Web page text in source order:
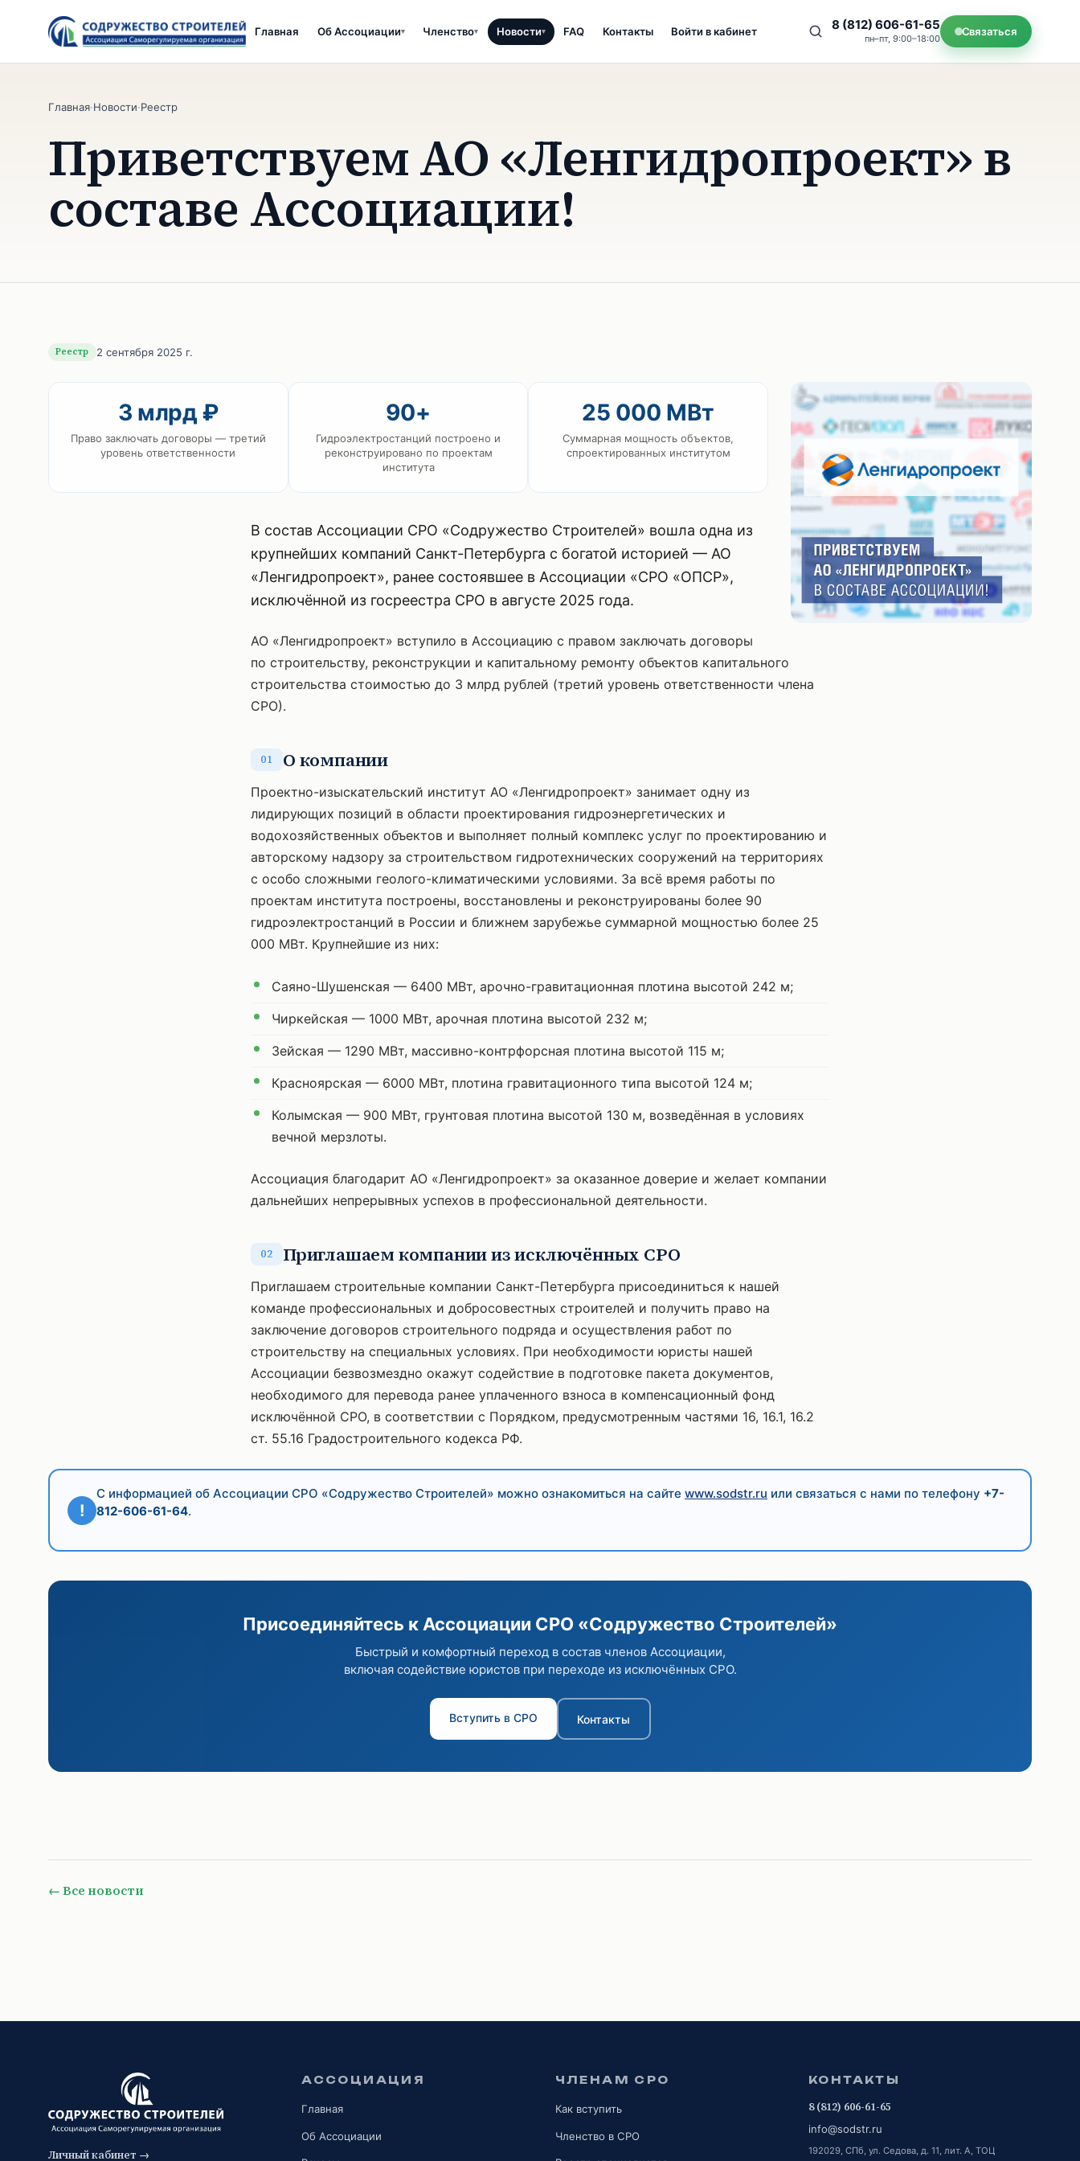
Главная Об Ассоциации▾ Членство▾ Новости▾ FAQ Контакты Войти в кабинет 8 (812) 606-61-65
пн–пт, 9:00–18:00
Связаться
Главная·Новости·Реестр
Приветствуем АО «Ленгидропроект» в
составе Ассоциации!
Реестр 2 сентября 2025 г.
3 млрд ₽
Право заключать договоры — третий
уровень ответственности
90+
Гидроэлектростанций построено и
реконструировано по проектам
института
25 000 МВт
Суммарная мощность объектов,
спроектированных институтом
В состав Ассоциации СРО «Содружество Строителей» вошла одна из
крупнейших компаний Санкт-Петербурга с богатой историей — АО
«Ленгидропроект», ранее состоявшее в Ассоциации «СРО «ОПСР»,
исключённой из госреестра СРО в августе 2025 года.
АО «Ленгидропроект» вступило в Ассоциацию с правом заключать договоры
по строительству, реконструкции и капитальному ремонту объектов капитального
строительства стоимостью до 3 млрд рублей (третий уровень ответственности члена
СРО).
01 О компании
Проектно-изыскательский институт АО «Ленгидропроект» занимает одну из
лидирующих позиций в области проектирования гидроэнергетических и
водохозяйственных объектов и выполняет полный комплекс услуг по проектированию и
авторскому надзору за строительством гидротехнических сооружений на территориях
с особо сложными геолого-климатическими условиями. За всё время работы по
проектам института построены, восстановлены и реконструированы более 90
гидроэлектростанций в России и ближнем зарубежье суммарной мощностью более 25
000 МВт. Крупнейшие из них:
Саяно-Шушенская — 6400 МВт, арочно-гравитационная плотина высотой 242 м;
Чиркейская — 1000 МВт, арочная плотина высотой 232 м;
Зейская — 1290 МВт, массивно-контрфорсная плотина высотой 115 м;
Красноярская — 6000 МВт, плотина гравитационного типа высотой 124 м;
Колымская — 900 МВт, грунтовая плотина высотой 130 м, возведённая в условиях
вечной мерзлоты.
Ассоциация благодарит АО «Ленгидропроект» за оказанное доверие и желает компании
дальнейших непрерывных успехов в профессиональной деятельности.
02 Приглашаем компании из исключённых СРО
Приглашаем строительные компании Санкт-Петербурга присоединиться к нашей
команде профессиональных и добросовестных строителей и получить право на
заключение договоров строительного подряда и осуществления работ по
строительству на специальных условиях. При необходимости юристы нашей
Ассоциации безвозмездно окажут содействие в подготовке пакета документов,
необходимого для перевода ранее уплаченного взноса в компенсационный фонд
исключённой СРО, в соответствии с Порядком, предусмотренным частями 16, 16.1, 16.2
ст. 55.16 Градостроительного кодекса РФ.
!
С информацией об Ассоциации СРО «Содружество Строителей» можно ознакомиться на сайте www.sodstr.ru или связаться с нами по телефону +7-
812-606-61-64.
Присоединяйтесь к Ассоциации СРО «Содружество Строителей»
Быстрый и комфортный переход в состав членов Ассоциации,
включая содействие юристов при переходе из исключённых СРО.
Вступить в СРО Контакты
← Все новости
Личный кабинет →
АССОЦИАЦИЯ
Главная
Об Ассоциации
ЧЛЕНАМ СРО
Как вступить
Членство в СРО
КОНТАКТЫ
8 (812) 606-61-65
info@sodstr.ru
192029, СПб, ул. Седова, д. 11, лит. А, ТОЦ